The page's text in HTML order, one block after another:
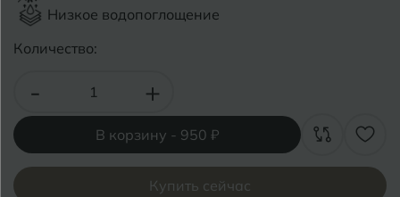
Низкое водопоглощение
Количество:
- +
В корзину - 950 ₽
Купить сейчас
Волгодонск
Симферополь
Славянск-на-Кубани
Смоленск